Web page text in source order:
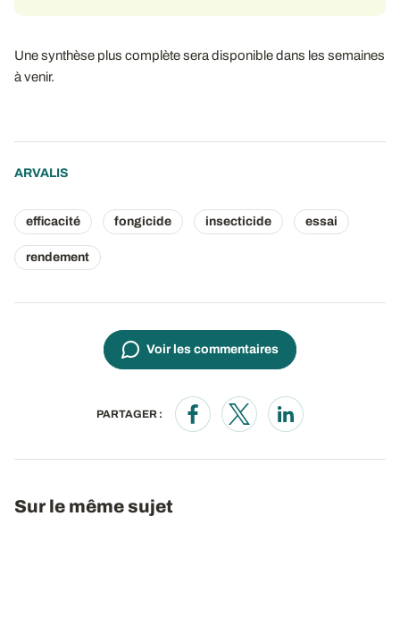
Une synthèse plus complète sera disponible dans les semaines
à venir.
ARVALIS
efficacité fongicide insecticide essai
rendement
Voir les commentaires
PARTAGER :
Opens in a new window
Opens in a new window
Opens in a new
Sur le même sujet